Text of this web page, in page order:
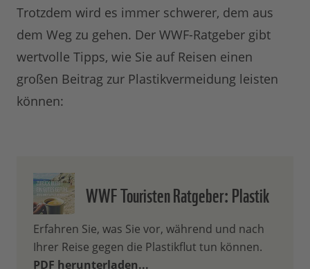
Trotzdem wird es immer schwerer, dem aus
dem Weg zu gehen. Der WWF-Ratgeber gibt
wertvolle Tipps, wie Sie auf Reisen einen
großen Beitrag zur Plastikvermeidung leisten
können:
WWF Touristen Ratgeber: Plastik
Erfahren Sie, was Sie vor, während und nach
Ihrer Reise gegen die Plastikflut tun können.
PDF herunterladen...